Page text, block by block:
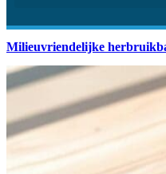
Milieuvriendelijke